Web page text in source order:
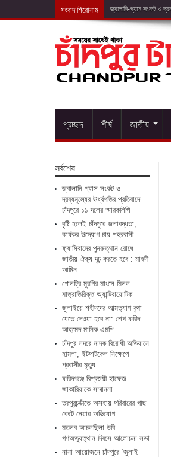
সংবাদ শিরোনাম বৃষ্
প্রচ্ছদ শীর্ষ জাতীয়
সর্বশেষ
জ্বালানি-গ্যাস সংকট ও
দ্রব্যমূল্যের ঊর্ধ্বগতির প্রতিবাদে
চাঁদপুরে ১১ দলের স্মারকলিপি
বৃষ্টি হলেই চাঁদপুরে জলাবদ্ধতা,
কার্যকর উদ্যোগ চায় শহরবাসী
ফ্যাসিবাদের পুনরুত্থান রোধে
জাতীয় ঐক্য দৃঢ় করতে হবে : মাহদী
আমিন
পোলট্রি মুরগির মাংসে মিলল
মাত্রাতিরিক্ত অ্যান্টিবায়োটিক
জুলাইয়ে শহীদদের আত্মত্যাগ বৃথা
যেতে দেওয়া হবে না: শেখ ফরিদ
আহমেদ মানিক এমপি
চাঁদপুর সদরে মাদক বিরোধী অভিযানে
হামলা, ইটপাটকেল নিক্ষেপে
প্রবাসীর মৃত্যু
ফরিদগঞ্জে বিশ্বজয়ী হাফেজ
জাকারিয়াকে সম্মাননা
তরপুরচন্ডীতে অসহায় পরিবারের গাছ
কেটে নেয়ার অভিযোগ
মতলব আচলছিলা উবি
গণঅভ্যুত্থান দিবসে আলোচনা সভা
নানা আয়োজনে চাঁদপুরে ‘জুলাই